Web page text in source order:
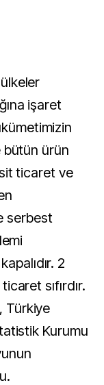
işaret
bütün ürün
ticaret ve
serbest
2
sıfırdır.
Türkiye
Kurumu